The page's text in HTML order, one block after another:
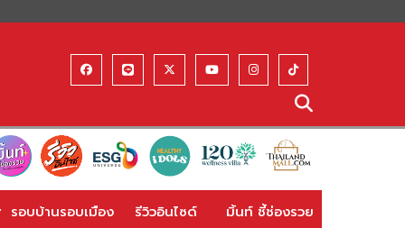
รอบบ้านรอบเมือง รีวิวอินไซด์ มิ้นท์ ชี้ช่องรวย